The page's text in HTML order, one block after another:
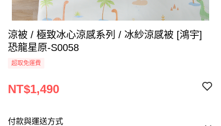
涼被 / 極致冰心涼感系列 / 冰紗涼感被 [鴻宇]
恐龍星原-S0058
超取免運費
NT$1,490
付款與運送方式